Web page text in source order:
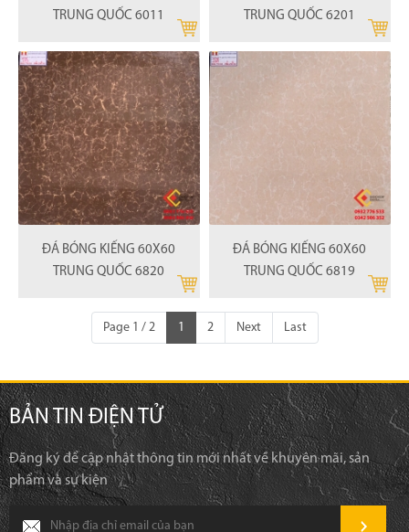
TRUNG QUỐC 6011
TRUNG QUỐC 6201
ĐÁ BÓNG KIẾNG 60X60
TRUNG QUỐC 6820
ĐÁ BÓNG KIẾNG 60X60
TRUNG QUỐC 6819
Page 1 / 2 1 2 Next Last
BẢN TIN ĐIỆN TỬ
Đăng ký để cập nhật thông tin mới nhất về khuyên mãi, sản
phẩm và sự kiện